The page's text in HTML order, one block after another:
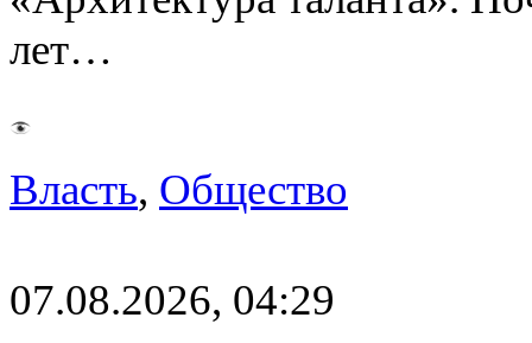
лет…
Власть, Общество
07.08.2026, 04:29